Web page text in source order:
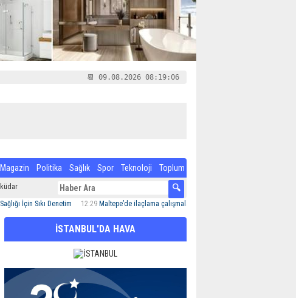
📆 09.08.2026 08:19:07
Magazin Politika Sağlık Spor Teknoloji Toplum
Sıkı Denetim 12:29 Maltepe’de ilaçlama çalışmaları sürüyor
İSTANBUL'DA HAVA